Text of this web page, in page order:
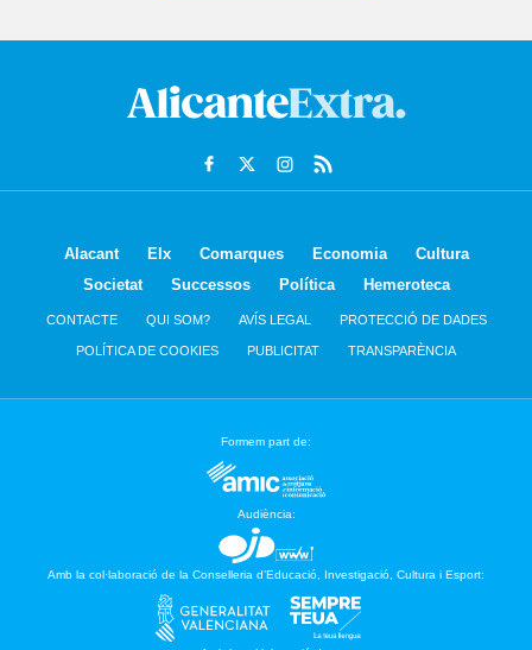
Alacant Elx Comarques Economia
Cultura
Societat
Successos Política Hemeroteca
CONTACTE QUI SOM? AVÍS LEGAL PROTECCIÓ DE DADES
POLÍTICA DE COOKIES PUBLICITAT TRANSPARÈNCIA
Formem part de:
Audiència:
Amb la col·laboració de la Conselleria d’Educació, Investigació, Cultura i Esport: